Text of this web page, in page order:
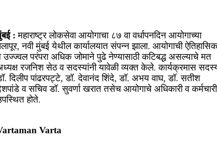
: महाराष्ट्र लोकसेवा आयोगाचा ८७ वा वर्धापनदिन आयोगाच्या
नवी मुंबई येथील कार्यालयात संपन्न झाला. आयोगाची ऐतिहासिक
उज्ज्वल परंपरा अधिक जोमाने पुढे नेण्यासाठी कटिबद्ध असल्याचे मत
रजनिश सेठ व सदस्यांनी यावेळी व्यक्त केले. कार्यक्रमास
दिलीप पांढरपट्टे, डॉ. देवानंद शिंदे, डॉ. अभय वाघ, डॉ. सतीश
व सचिव डॉ. सुवर्णा खरात तसेच आयोगाचे अधिकारी व कर्मचारी
होते.
Varta